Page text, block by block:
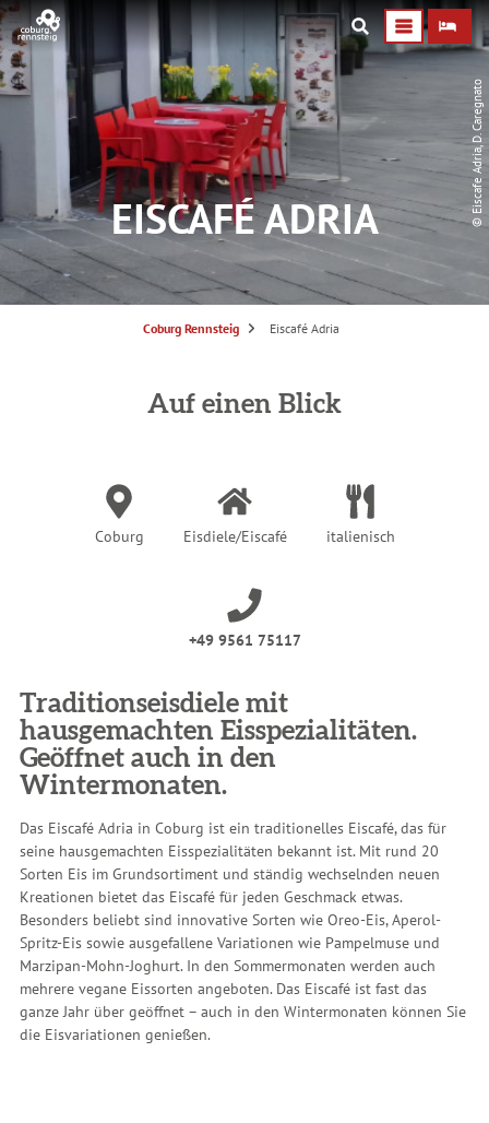
© Eiscafe Adria, D. Caregnato
EISCAFÉ ADRIA
S
d
Coburg Rennsteig Eiscafé Adria
Auf einen Blick
Coburg Eisdiele/Eiscafé italienisch
+49 9561 75117
Traditionseisdiele mit
hausgemachten Eisspezialitäten.
Geöffnet auch in den
Wintermonaten.
Das Eiscafé Adria in Coburg ist ein traditionelles Eiscafé, das für
seine hausgemachten Eisspezialitäten bekannt ist. Mit rund 20
Sorten Eis im Grundsortiment und ständig wechselnden neuen
Kreationen bietet das Eiscafé für jeden Geschmack etwas.
Besonders beliebt sind innovative Sorten wie Oreo-Eis, Aperol-
Spritz-Eis sowie ausgefallene Variationen wie Pampelmuse und
Marzipan-Mohn-Joghurt. In den Sommermonaten werden auch
mehrere vegane Eissorten angeboten. Das Eiscafé ist fast das
ganze Jahr über geöffnet – auch in den Wintermonaten können Sie
die Eisvariationen genießen.